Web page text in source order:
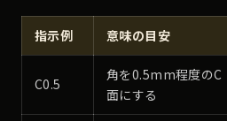
指示例 意味の目安
C0.5
角を0.5mm程度のC
面にする